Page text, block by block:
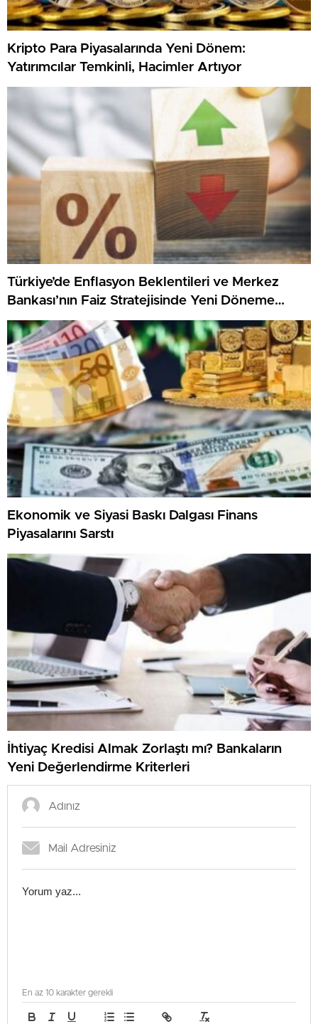
Kripto Para Piyasalarında Yeni Dönem:
Yatırımcılar Temkinli, Hacimler Artıyor
Türkiye’de Enflasyon Beklentileri ve Merkez
Bankası’nın Faiz Stratejisinde Yeni Döneme
Giriliyor
Ekonomik ve Siyasi Baskı Dalgası Finans
Piyasalarını Sarstı
İhtiyaç Kredisi Almak Zorlaştı mı? Bankaların
Yeni Değerlendirme Kriterleri
En az 10 karakter gerekli